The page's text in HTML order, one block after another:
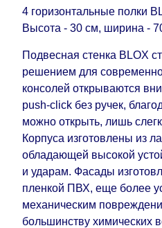
4 горизонтальные полки
Высота - 30 см, ширина -
Подвесная стенка BLOX
решением для
консолей открываются
push-click без ручек,
можно открыть, лишь
Корпуса изготовлены из
обладающей высокой
и ударам. Фасады
пленкой ПВХ, еще более
механическим
большинству химических